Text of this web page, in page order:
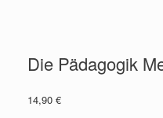
Die Pädagogik
14,90 €